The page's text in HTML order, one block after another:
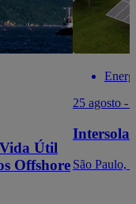
Útil
Offshore
25 agosto -
São Paulo,